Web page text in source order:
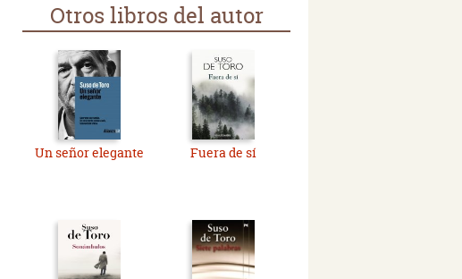
Otros libros del autor
Un señor elegante Fuera de sí